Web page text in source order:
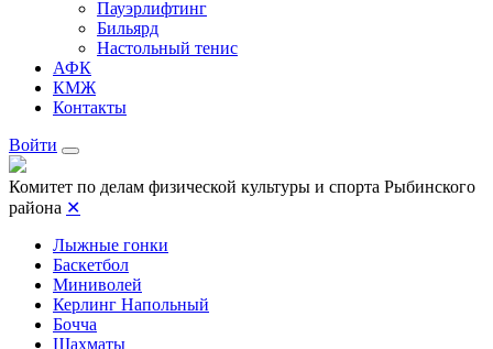
Пауэрлифтинг
Бильярд
Настольный тенис
АФК
КМЖ
Контакты
Войти
Комитет по делам физической культуры и спорта Рыбинского
района ✕
Лыжные гонки
Баскетбол
Миниволей
Керлинг Напольный
Бочча
Шахматы